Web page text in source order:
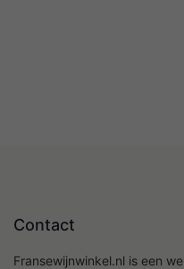
Contact
Fransewijnwinkel.nl is een